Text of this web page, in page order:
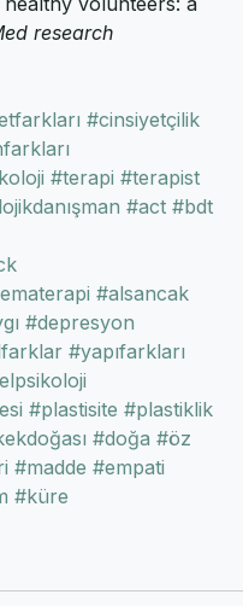
in cerebral
volunteers: a
#terapi #terapist
#alsancak
#depresyon
#yapıfarkları
#plastisite #plastiklik
#doğa #öz
#madde